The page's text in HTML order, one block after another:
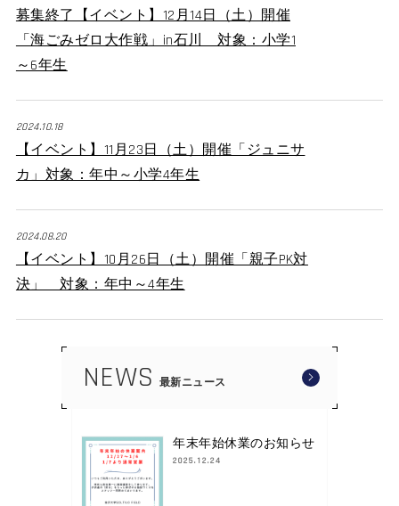
募集終了【イベント】12月14日（土）開催
「海ごみゼロ大作戦」in石川 対象：小学1
～6年生
2024.10.18
【イベント】11月23日（土）開催「ジュニサ
カ」対象：年中～小学4年生
2024.08.20
【イベント】10月26日（土）開催「親子PK対
決」 対象：年中～4年生
NEWS 最新ニュース
年末年始休業のお知らせ
2025.12.24